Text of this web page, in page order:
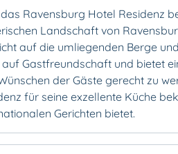
Ravensburg Hotel Residenz
Landschaft von
auf die umliegenden Berge
Gastfreundschaft und bietet
der Gäste gerecht zu
für seine exzellente Küche
Gerichten bietet.